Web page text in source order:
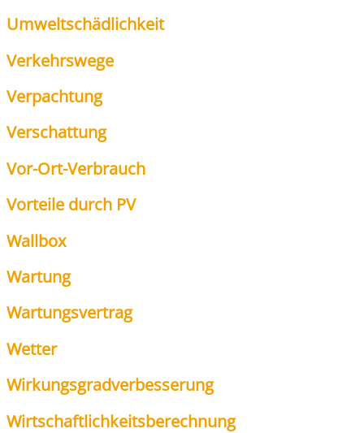
Umwelt­schäd­lich­keit
Ver­kehrs­we­ge
Ver­pach­tung
Ver­schat­tung
Vor-Ort-Ver­brauch
Vor­tei­le durch PV
Wall­box
War­tung
War­tungs­ver­trag
Wet­ter
Wir­kungs­grad­ver­bes­se­rung
Wirt­schaft­lich­keits­be­rech­nung